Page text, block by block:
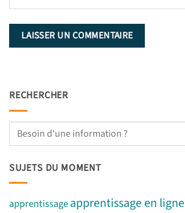
RECHERCHER
SUJETS DU MOMENT
apprentissageapprentissage en ligne